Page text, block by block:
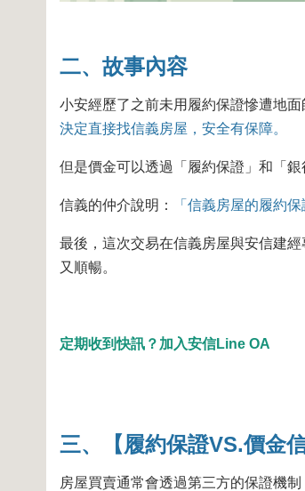
二、故事內容
小安經歷了之前未用履約保證慘遭地
決定直接找信義房屋，安全有保障。
但是價金可以透過「履約保證」和「
信義的仲介說明： 「信義房屋的履約
最後，這次交易在信義房屋與安信建
又順暢。
定期收到快訊？加入安信Line OA
三、【履約保證VS.價金
房屋買賣通常會透過第三方的保證機